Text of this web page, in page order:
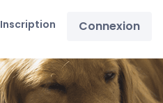
Inscription Connexion